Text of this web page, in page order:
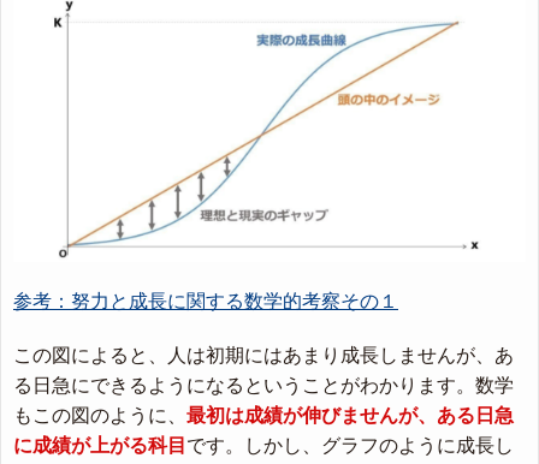
参考：努力と成長に関する数学的考察その１
この図によると、人は初期にはあまり成長しませんが、あ
る日急にできるようになるということがわかります。数学
もこの図のように、 最初は成績が伸びませんが、ある日急
に成績が上がる科目 です。しかし、グラフのように成長し